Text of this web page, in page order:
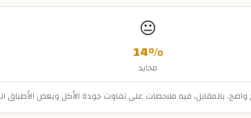
😐
14%
محايد
واضح. بالمقابل، فيه ملاحظات على تفاوت جودة الأكل وبعض